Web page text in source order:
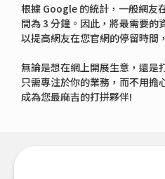
根據 Google 的統計，一般網友
間為 3 分鐘。因此，將最需要的
以提高網友在您官網的停留時間
無論是想在網上開展生意，還是
只需專注於你的業務，而不用
成為您最麻吉的打拼夥伴!